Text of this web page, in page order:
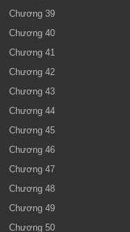
Chương 39
Chương 40
Chương 41
Chương 42
Chương 43
Chương 44
Chương 45
Chương 46
Chương 47
Chương 48
Chương 49
Chương 50